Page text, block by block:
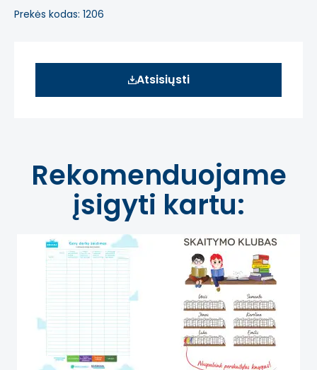
Prekės kodas: 1206
Atsisiųsti
Rekomenduojame
įsigyti kartu: